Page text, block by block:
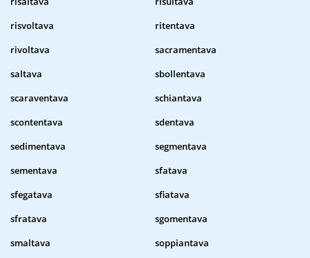
risvoltava
ritentava
rivoltava
sacramentava
saltava
sbollentava
scaraventava
schiantava
scontentava
sdentava
sedimentava
segmentava
sementava
sfatava
sfegatava
sfiatava
sfratava
sgomentava
smaltava
soppiantava